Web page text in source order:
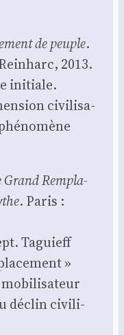
de peuple.
2013.
ini­tiale.
civi­li­sa­
Grand Rem­pla­
. Paris :
Taguieff
»
déclin civi­li­